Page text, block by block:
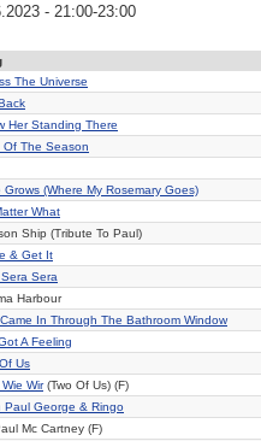
- 21:00-23:00
The Universe
Her Standing There
Of The Season
Grows (Where My Rosemary Goes)
What
Ship (Tribute To Paul)
& Get It
Sera
Harbour
In Through The Bathroom Window
A Feeling
Us
Wir(Two Of Us) (F)
Paul George & Ringo
Mc Cartney (F)